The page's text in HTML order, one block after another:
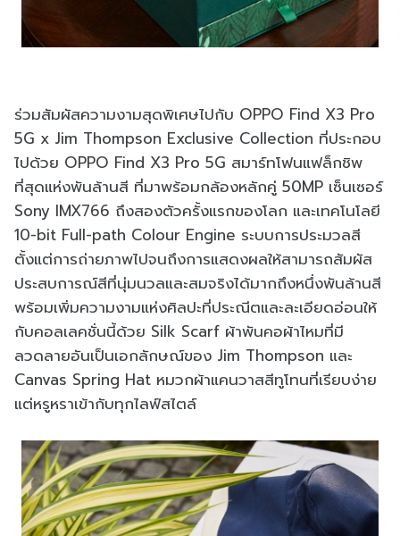
ร่วมสัมผัสความงามสุดพิเศษไปกับ OPPO Find X3 Pro
5G x Jim Thompson Exclusive Collection ที่ประกอบ
ไปด้วย OPPO Find X3 Pro 5G สมาร์ทโฟนแฟล็กชิพ
ที่สุดแห่งพันล้านสี ที่มาพร้อมกล้องหลักคู่ 50MP เซ็นเซอร์
Sony IMX766 ถึงสองตัวครั้งแรกของโลก และเทคโนโลยี
10-bit Full-path Colour Engine ระบบการประมวลสี
ตั้งแต่การถ่ายภาพไปจนถึงการแสดงผลให้สามารถสัมผัส
ประสบการณ์สีที่นุ่มนวลและสมจริงได้มากถึงหนึ่งพันล้านสี
พร้อมเพิ่มความงามแห่งศิลปะที่ประณีตและละเอียดอ่อนให้
กับคอลเลคชั่นนี้ด้วย Silk Scarf ผ้าพันคอผ้าไหมที่มี
ลวดลายอันเป็นเอกลักษณ์ของ Jim Thompson และ
Canvas Spring Hat หมวกผ้าแคนวาสสีทูโทนที่เรียบง่าย
แต่หรูหราเข้ากับทุกไลฟ์สไตล์